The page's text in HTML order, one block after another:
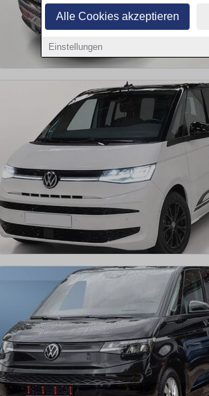
Alle Cookies akzeptieren
Einstellungen